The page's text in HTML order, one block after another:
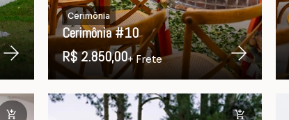
Cerimônia
Cerimônia #10
R$ 2.850,00+ Frete